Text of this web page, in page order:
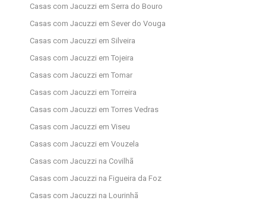
Casas com Jacuzzi em Serra do Bouro
Casas com Jacuzzi em Sever do Vouga
Casas com Jacuzzi em Silveira
Casas com Jacuzzi em Tojeira
Casas com Jacuzzi em Tomar
Casas com Jacuzzi em Torreira
Casas com Jacuzzi em Torres Vedras
Casas com Jacuzzi em Viseu
Casas com Jacuzzi em Vouzela
Casas com Jacuzzi na Covilhã
Casas com Jacuzzi na Figueira da Foz
Casas com Jacuzzi na Lourinhã